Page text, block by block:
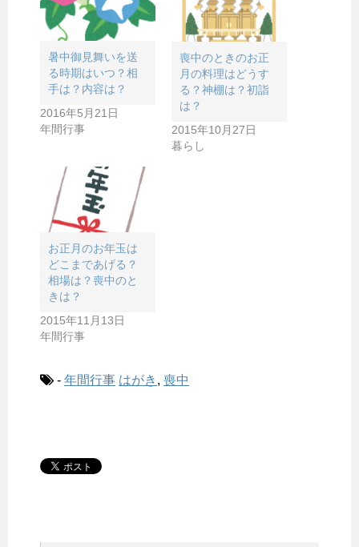
暑中御見舞いを送
る時期はいつ？相
手は？内容は？
2016年5月21日
年間行事
喪中のときのお正
月の料理はどうす
る？神棚は？初詣
は？
2015年10月27日
暮らし
お正月のお年玉は
どこまであげる？
相場は？喪中のと
きは？
2015年11月13日
年間行事
- 年間行事 はがき , 喪中